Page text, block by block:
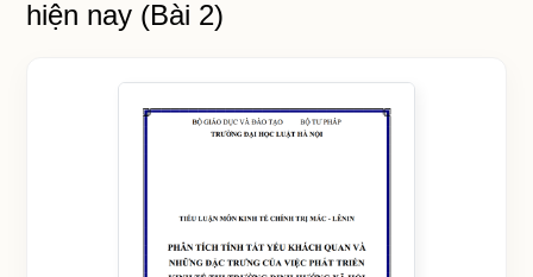
hiện nay (Bài 2)